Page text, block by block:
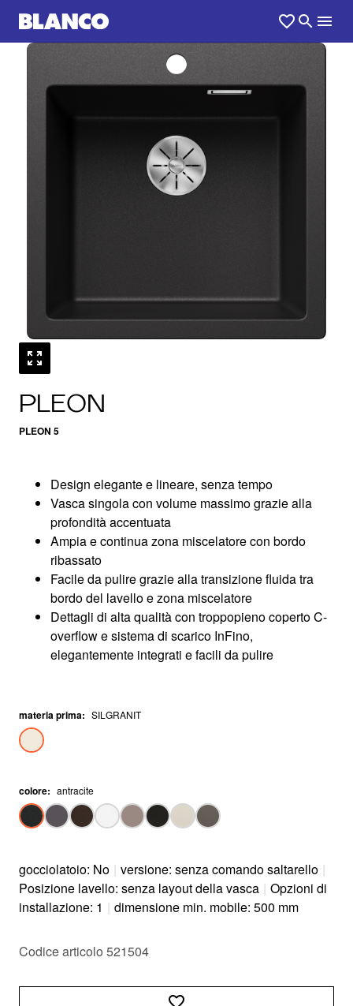
PLEON
PLEON 5
1 /0
Design elegante e lineare, senza tempo
Vasca singola con volume massimo grazie alla
profondità accentuata
Ampia e continua zona miscelatore con bordo
ribassato
Facile da pulire grazie alla transizione fluida tra
bordo del lavello e zona miscelatore
Dettagli di alta qualità con troppopieno coperto C-
overflow e sistema di scarico InFino,
elegantemente integrati e facili da pulire
materia prima: SILGRANIT
colore: antracite
gocciolatoio: No | versione: senza comando saltarello |
Posizione lavello: senza layout della vasca | Opzioni di
installazione: 1 | dimensione min. mobile: 500 mm
Codice articolo 521504